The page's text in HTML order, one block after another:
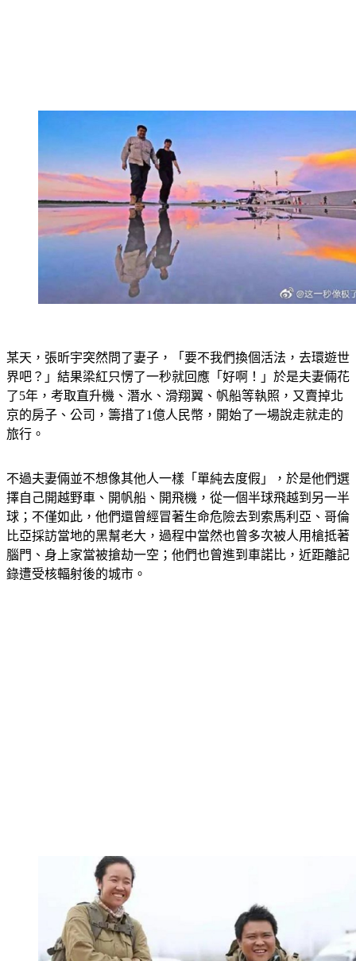
某天，張昕宇突然問了妻子，「要不我們換個活法，去環遊世
界吧？」結果梁紅只愣了一秒就回應「好啊！」於是夫妻倆花
了5年，考取直升機、潛水、滑翔翼、帆船等執照，又賣掉北
京的房子、公司，籌措了1億人民幣，開始了一場說走就走的
旅行。
不過夫妻倆並不想像其他人一樣「單純去度假」，於是他們選
擇自己開越野車、開帆船、開飛機，從一個半球飛越到另一半
球；不僅如此，他們還曾經冒著生命危險去到索馬利亞、哥倫
比亞採訪當地的黑幫老大，過程中當然也曾多次被人用槍抵著
腦門、身上家當被搶劫一空；他們也曾進到車諾比，近距離記
錄遭受核輻射後的城市。